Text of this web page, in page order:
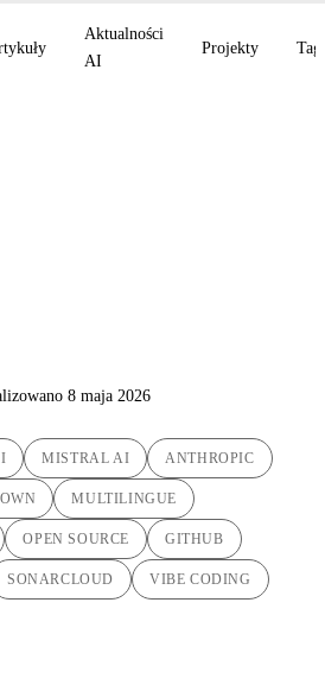
Aktualności
AI
Projekty Tagi
8 maja 2026
MISTRAL AI ANTHROPIC
MULTILINGUE
OPEN SOURCE GITHUB
SONARCLOUD VIBE CODING